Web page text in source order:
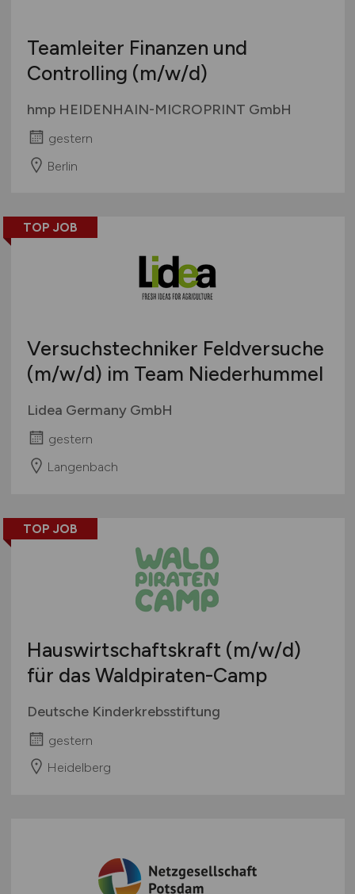
Teamleiter Finanzen und
Controlling (m/w/d)
hmp HEIDENHAIN-MICROPRINT GmbH
gestern
Berlin
TOP JOB
Versuchstechniker Feldversuche
(m/w/d) im Team Niederhummel
Lidea Germany GmbH
gestern
Langenbach
TOP JOB
Hauswirtschaftskraft (m/w/d)
für das Waldpiraten-Camp
Deutsche Kinderkrebsstiftung
gestern
Heidelberg